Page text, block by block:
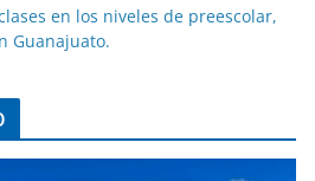
en los niveles de preescolar,
Guanajuato.